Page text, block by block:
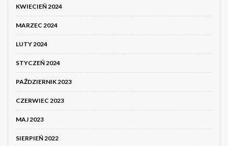
KWIECIEŃ 2024
MARZEC 2024
LUTY 2024
STYCZEŃ 2024
PAŹDZIERNIK 2023
CZERWIEC 2023
MAJ 2023
SIERPIEŃ 2022